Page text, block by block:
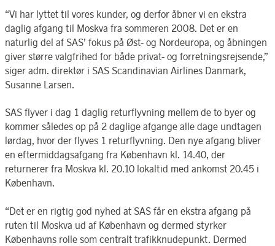
“Vi har lyttet til vores kunder, og derfor åbner vi en ekstra
daglig afgang til Moskva fra sommeren 2008. Det er en
naturlig del af SAS’ fokus på Øst- og Nordeuropa, og åbningen
giver større valgfrihed for både privat- og forretningsrejsende,”
siger adm. direktør i SAS Scandinavian Airlines Danmark,
Susanne Larsen.
SAS flyver i dag 1 daglig returflyvning mellem de to byer og
kommer således op på 2 daglige afgange alle dage undtagen
lørdag, hvor der flyves 1 returflyvning. Den nye afgang bliver
en eftermiddagsafgang fra København kl. 14.40, der
returnerer fra Moskva kl. 20.10 lokaltid med ankomst 20.45 i
København.
“Det er en rigtig god nyhed at SAS får en ekstra afgang på
ruten til Moskva ud af København og dermed styrker
Københavns rolle som centralt trafikknudepunkt. Dermed